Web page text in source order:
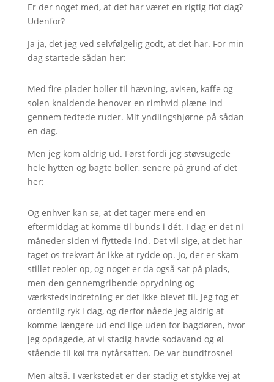
Er der noget med, at det har været en rigtig flot dag?
Udenfor?
Ja ja, det jeg ved selvfølgelig godt, at det har. For min
dag startede sådan her:
Med fire plader boller til hævning, avisen, kaffe og
solen knaldende henover en rimhvid plæne ind
gennem fedtede ruder. Mit yndlingshjørne på sådan
en dag.
Men jeg kom aldrig ud. Først fordi jeg støvsugede
hele hytten og bagte boller, senere på grund af det
her:
Og enhver kan se, at det tager mere end en
eftermiddag at komme til bunds i dét. I dag er det ni
måneder siden vi flyttede ind. Det vil sige, at det har
taget os trekvart år ikke at rydde op. Jo, der er skam
stillet reoler op, og noget er da også sat på plads,
men den gennemgribende oprydning og
værkstedsindretning er det ikke blevet til. Jeg tog et
ordentlig ryk i dag, og derfor nåede jeg aldrig at
komme længere ud end lige uden for bagdøren, hvor
jeg opdagede, at vi stadig havde sodavand og øl
stående til køl fra nytårsaften. De var bundfrosne!
Men altså. I værkstedet er der stadig et stykke vej at